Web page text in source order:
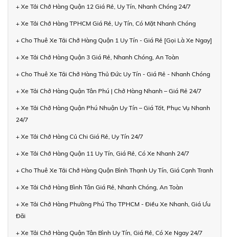
+ Xe Tải Chở Hàng Quận 12 Giá Rẻ, Uy Tín, Nhanh Chóng 24/7
+ Xe Tải Chở Hàng TPHCM Giá Rẻ, Uy Tín, Có Mặt Nhanh Chóng
+ Cho Thuê Xe Tải Chở Hàng Quận 1 Uy Tín - Giá Rẻ [Gọi Là Xe Ngay]
+ Xe Tải Chở Hàng Quận 3 Giá Rẻ, Nhanh Chóng, An Toàn
+ Cho Thuê Xe Tải Chở Hàng Thủ Đức Uy Tín - Giá Rẻ - Nhanh Chóng
+ Xe Tải Chở Hàng Quận Tân Phú | Chở Hàng Nhanh – Giá Rẻ 24/7
+ Xe Tải Chở Hàng Quận Phú Nhuận Uy Tín – Giá Tốt, Phục Vụ Nhanh
24/7
+ Xe Tải Chở Hàng Củ Chi Giá Rẻ, Uy Tín 24/7
+ Xe Tải Chở Hàng Quận 11 Uy Tín, Giá Rẻ, Có Xe Nhanh 24/7
+ Cho Thuê Xe Tải Chở Hàng Quận Bình Thạnh Uy Tín, Giá Cạnh Tranh
+ Xe Tải Chở Hàng Bình Tân Giá Rẻ, Nhanh Chóng, An Toàn
+ Xe Tải Chở Hàng Phường Phú Thọ TPHCM - Điều Xe Nhanh, Giá Ưu
Đãi
+ Xe Tải Chở Hàng Quận Tân Bình Uy Tín, Giá Rẻ, Có Xe Ngay 24/7